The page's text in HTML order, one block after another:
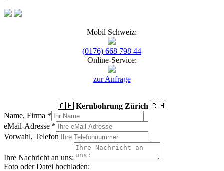
Mobil Schweiz:
(0176) 668 798 44
Online-Service:
zur Anfrage
🇨🇭 Kernbohrung Zürich 🇨🇭
Name, Firma *
eMail-Adresse *
Vorwahl, Telefon
Ihre Nachricht an uns:
Foto oder Datei hochladen: